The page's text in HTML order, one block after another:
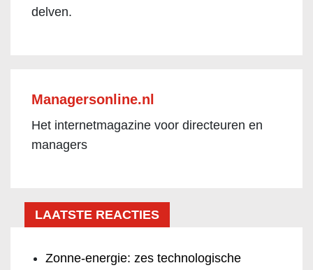
delven.
Managersonline.nl
Het internetmagazine voor directeuren en
managers
LAATSTE REACTIES
Zonne-energie: zes technologische